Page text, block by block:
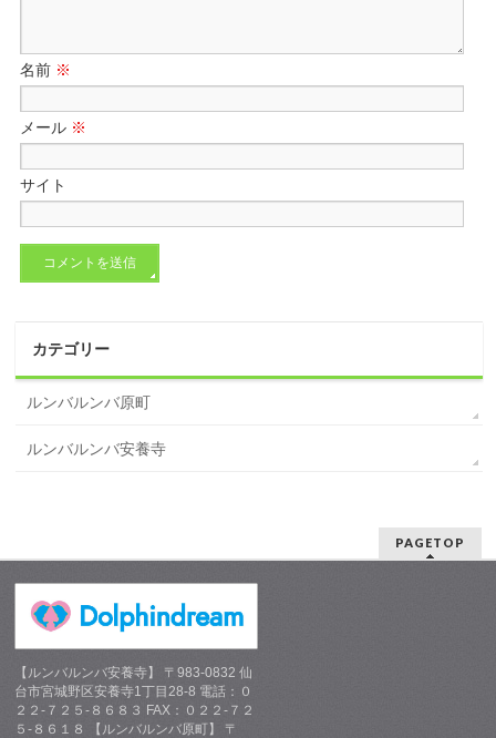
名前 ※
メール ※
サイト
カテゴリー
ルンバルンバ原町
ルンバルンバ安養寺
PAGETOP
【ルンバルンバ安養寺】 〒983-0832 仙
台市宮城野区安養寺1丁目28-8 電話：０
２２-７２５-８６８３ FAX：０２２-７２
５-８６１８ 【ルンバルンバ原町】 〒